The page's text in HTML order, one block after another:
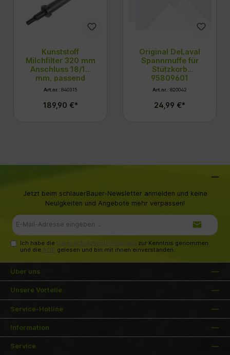
Kunststoff
Milchfilter 320 mm
Anschluss 18/18
mm, passend
DeLaval 96112880
Art.nr.: 840315
189,90 €*
Original DeLaval
Spannmuffe für
Stützkorb
95809601
Art.nr.: 820042
24,99 €*
Jetzt beim schlauerBauer-Newsletter anmelden und keine
Neuigkeiten und Angebote mehr verpassen!
Mail-
Ich habe die Datenschutzbestimmungen zur Kenntnis genommen
und die AGB gelesen und bin mit ihnen einverstanden.
Über uns
Unsere Vorteile
Service-Hotline
Information
Service